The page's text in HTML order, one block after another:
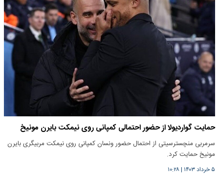
حمایت گواردیولا از حضور احتمالی کمپانی روی نیمکت بایرن مونیخ
سرمربی منچسترسیتی از احتمال حضور ونسان کمپانی روی نیمکت مربیگری بایرن
مونیخ حمایت کرد.
۵ خرداد ۱۴۰۳ |۱۰:۲۸